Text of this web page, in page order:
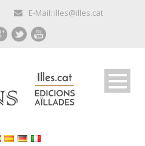
E-Mail: illes@illes.cat